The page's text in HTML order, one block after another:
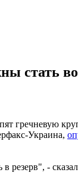
стать
гречневую
Украина,
резерв", -